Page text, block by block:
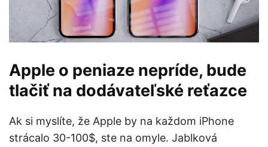
Apple o peniaze nepríde, bude
tlačiť na dodávateľské reťazce
Ak si myslíte, že Apple by na každom iPhone
strácalo 30-100$, ste na omyle. Jablková